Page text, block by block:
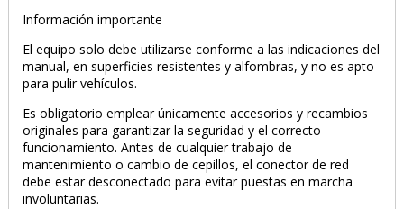
Información importante
El equipo solo debe utilizarse conforme a las indicaciones del
manual, en superficies resistentes y alfombras, y no es apto
para pulir vehículos.
Es obligatorio emplear únicamente accesorios y recambios
originales para garantizar la seguridad y el correcto
funcionamiento. Antes de cualquier trabajo de
mantenimiento o cambio de cepillos, el conector de red
debe estar desconectado para evitar puestas en marcha
involuntarias.